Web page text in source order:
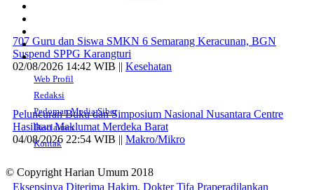
707 Guru dan Siswa SMKN 6 Semarang Keracunan, BGN
Suspend SPPG Karangturi
02/08/2026 14:42 WIB || Kesehatan
Peluncuran Buku dan Simposium Nasional Nusantara Centre
Hasilkan Maklumat Merdeka Barat
04/08/2026 22:54 WIB || Makro/Mikro
Eksepsinya Diterima Hakim, Dokter Tifa Praperadilankan
Web Profil
Redaksi
Pedoman Media Siber
Disclaimer
Kontak
© Copyright Harian Umum 2018